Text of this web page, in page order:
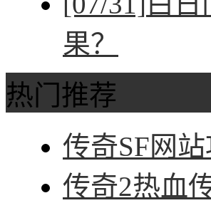
果？
热门推荐
传奇SF网
传奇2热血